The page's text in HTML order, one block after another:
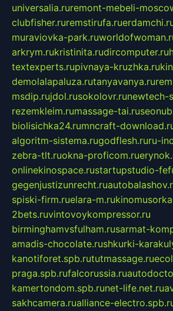
universalia.ruremont-mebeli-
clubfisher.ruremstirufa.ru
muraviovka-park.ru
arkrym.rukristinita.rudircomputer.ru
textexperts.rupivnaya-kruzhka.ru
demolalapaluza.rutanyavanya.ru
msdip.rujdol.rusokolovr.runewtech-
rezemkleim.rumassage-tai.ru
biolisichka24.rumncraft-
algoritm-sistema.rugodflesh.ruru-
zebra-tlt.ruokna-proficom.ru
onlinekinospace.rustartupstudio-
gegenjustizunrecht.ru
spiski-firm.ruelara-m.ru
2bets.ruvintovoykompressor.ru
birminghamvsfulham.rusarmat-
amadis-chocolate.rushkurki-
kanotiforet.spb.rututmassage.ru
praga.spb.rufalcorussia.ru
kamertondom.spb.runet-life.net.ru
sakhcamera.rualliance-